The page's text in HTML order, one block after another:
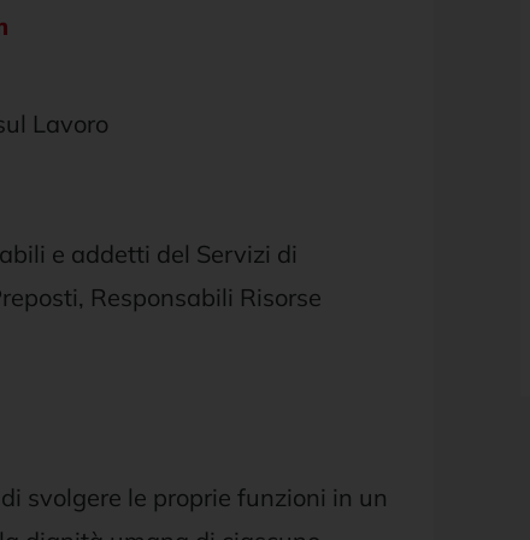
Lavoro
e addetti del Servizi di
Responsabili Risorse
svolgere le proprie funzioni in un